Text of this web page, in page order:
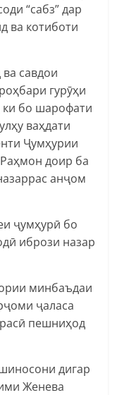
“сабз” дар
ва котиботи
савдои
гурӯҳи
ки бо шарофати
ваҳдати
Ҷумҳурии
доир ба
анҷом
ҷумҳурӣ бо
ибрози назар
минбаъдаи
ҷаласа
пешниҳод
дигар
Женева